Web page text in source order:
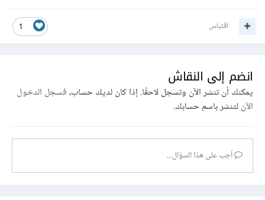
1 اقتباس
انضم إلى النقاش
يمكنك أن تنشر الآن وتسجل لاحقًا. إذا كان لديك حساب،فسجل الدخول
الآنلتنشر باسم حسابك.
أجب على هذا السؤال...